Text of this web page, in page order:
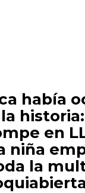
había
en
niña
la